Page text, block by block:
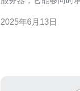
港站群服务器能够保证
2025年6月13日